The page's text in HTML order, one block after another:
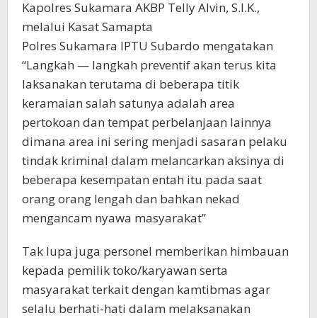
Kapolres Sukamara AKBP Telly Alvin, S.I.K.,
melalui Kasat Samapta
Polres Sukamara IPTU Subardo mengatakan
“Langkah — langkah preventif akan terus kita
laksanakan terutama di beberapa titik
keramaian salah satunya adalah area
pertokoan dan tempat perbelanjaan lainnya
dimana area ini sering menjadi sasaran pelaku
tindak kriminal dalam melancarkan aksinya di
beberapa kesempatan entah itu pada saat
orang orang lengah dan bahkan nekad
mengancam nyawa masyarakat”
Tak lupa juga personel memberikan himbauan
kepada pemilik toko/karyawan serta
masyarakat terkait dengan kamtibmas agar
selalu berhati-hati dalam melaksanakan